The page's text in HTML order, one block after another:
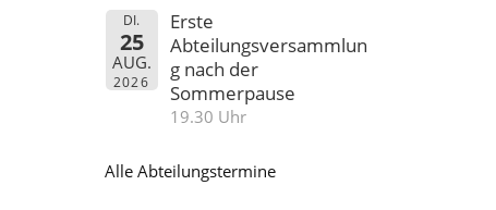
DI.
25
AUG.
2026
Erste
Abteilungsversammlun
g nach der
Sommerpause
19.30 Uhr
Alle Abteilungstermine